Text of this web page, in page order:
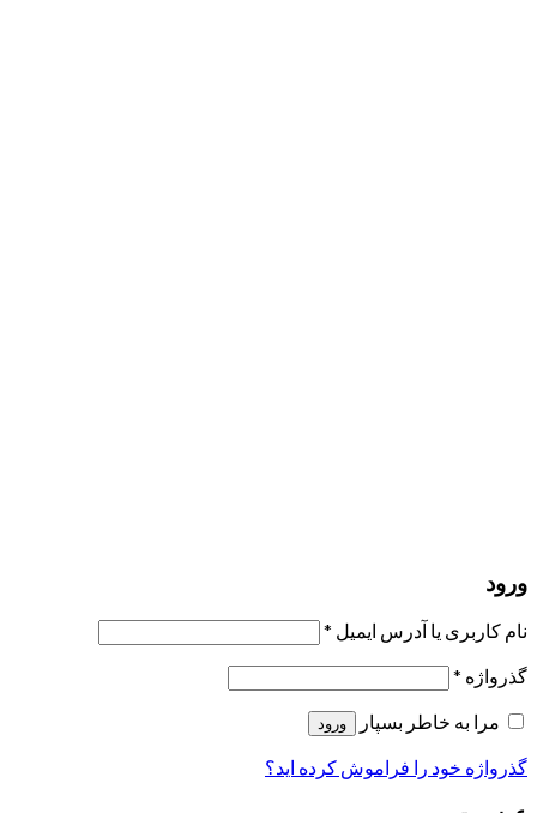
ورود
نام کاربری یا آدرس ایمیل *
گذرواژه *
مرا به خاطر بسپار
ورود
گذرواژه خود را فراموش کرده اید؟